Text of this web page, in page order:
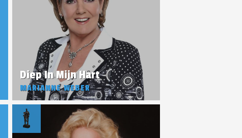
Diep In Mijn Hart
MARIANNE WEBER